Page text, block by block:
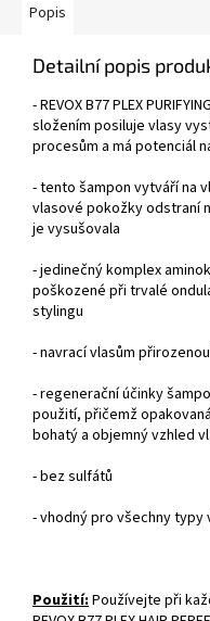
Popis
Detailní popis
- REVOX B77 PLEX
složením posiluje vlasy
procesům a má potenciál
- tento šampon vytváří na
vlasové pokožky odstraní
je vysušovala
- jedinečný komplex
poškozené při trvalé
stylingu
- navrací vlasům
- regenerační účinky
použití, přičemž
bohatý a objemný vzhled
- bez sulfátů
- vhodný pro všechny typy
Použití:Používejte při